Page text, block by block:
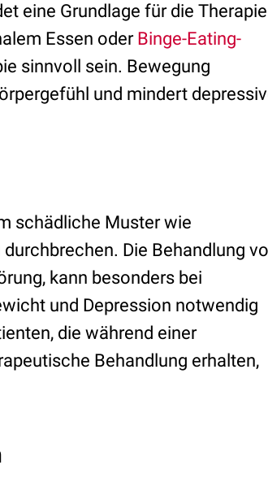
eine Grundlage für die Therapie
Essen oder Binge-Eating-
sinnvoll sein. Bewegung
und mindert
schädliche Muster wie
Die Behandlung
kann besonders bei
und Depression notwendig
die während einer
Behandlung erhalten,